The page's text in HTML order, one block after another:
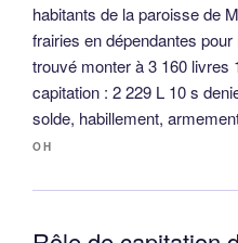
habitants de la paroisse de
frairies en dépendantes pour
trouvé monter à 3 160 livres
capitation : 2 229 L 10 s
solde, habillement,
OH